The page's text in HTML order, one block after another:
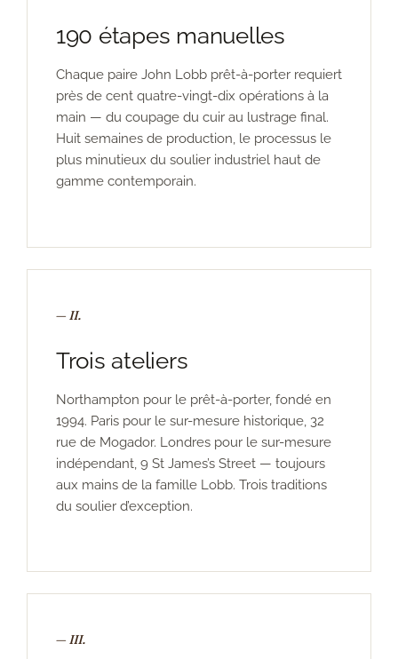
190 étapes manuelles
Chaque paire John Lobb prêt-à-porter requiert
près de cent quatre-vingt-dix opérations à la
main — du coupage du cuir au lustrage final.
Huit semaines de production, le processus le
plus minutieux du soulier industriel haut de
gamme contemporain.
— II.
Trois ateliers
Northampton pour le prêt-à-porter, fondé en
1994. Paris pour le sur-mesure historique, 32
rue de Mogador. Londres pour le sur-mesure
indépendant, 9 St James’s Street — toujours
aux mains de la famille Lobb. Trois traditions
du soulier d’exception.
— III.